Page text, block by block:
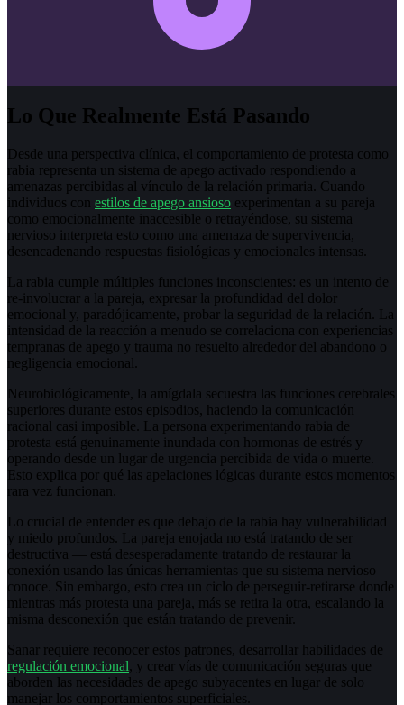
Lo Que Realmente Está Pasando
Desde una perspectiva clínica, el comportamiento de protesta como
rabia representa un sistema de apego activado respondiendo a
amenazas percibidas al vínculo de la relación primaria. Cuando
individuos con estilos de apego ansioso experimentan a su pareja
como emocionalmente inaccesible o retrayéndose, su sistema
nervioso interpreta esto como una amenaza de supervivencia,
desencadenando respuestas fisiológicas y emocionales intensas.
La rabia cumple múltiples funciones inconscientes: es un intento de
re-involucrar a la pareja, expresar la profundidad del dolor
emocional y, paradójicamente, probar la seguridad de la relación. La
intensidad de la reacción a menudo se correlaciona con experiencias
tempranas de apego y trauma no resuelto alrededor del abandono o
negligencia emocional.
Neurobiológicamente, la amígdala secuestra las funciones cerebrales
superiores durante estos episodios, haciendo la comunicación
racional casi imposible. La persona experimentando rabia de
protesta está genuinamente inundada con hormonas de estrés y
operando desde un lugar de urgencia percibida de vida o muerte.
Esto explica por qué las apelaciones lógicas durante estos momentos
rara vez funcionan.
Lo crucial de entender es que debajo de la rabia hay vulnerabilidad
y miedo profundos. La pareja enojada no está tratando de ser
destructiva — está desesperadamente tratando de restaurar la
conexión usando las únicas herramientas que su sistema nervioso
conoce. Sin embargo, esto crea un ciclo de perseguir-retirarse donde
mientras más protesta una pareja, más se retira la otra, escalando la
misma desconexión que están tratando de prevenir.
Sanar requiere reconocer estos patrones, desarrollar habilidades de
regulación emocional, y crear vías de comunicación seguras que
aborden las necesidades de apego subyacentes en lugar de solo
manejar los comportamientos superficiales.